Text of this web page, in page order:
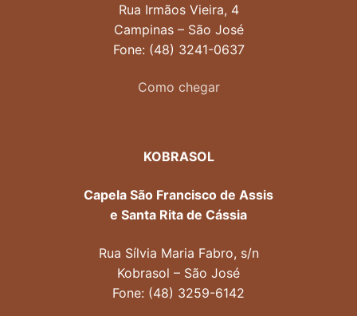
Rua Irmãos Vieira, 4
Campinas – São José
Fone: (48) 3241-0637
Como chegar
KOBRASOL
Capela São Francisco de Assis
e Santa Rita de Cássia
Rua Sílvia Maria Fabro, s/n
Kobrasol – São José
Fone: (48) 3259-6142